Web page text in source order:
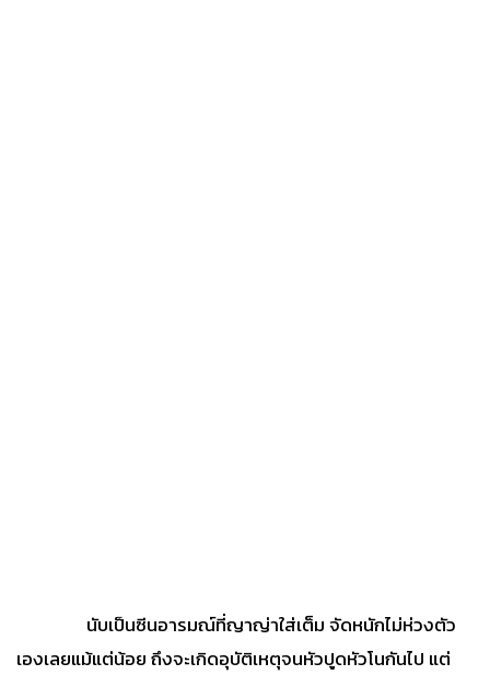
นับเป็นซีนอารมณ์ที่ญาญ่าใส่เต็ม จัดหนักไม่ห่วงตัว
เองเลยแม้แต่น้อย ถึงจะเกิดอุบัติเหตุจนหัวปูดหัวโนกันไป แต่